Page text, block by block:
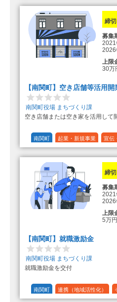
（最
締
募集
2021
2026
上限
30万
【南関町】空き店舗等活用
南関町役場 まちづくり課
空き店舗または空き家を活用して
南関町 起業・新規事業 宣伝
1/3 (33%)
締
募集
2021
2026
上限
5万円
【南関町】就職激励金
南関町役場 まちづくり課
就職激励金を交付
南関町 連携（地域活性化）